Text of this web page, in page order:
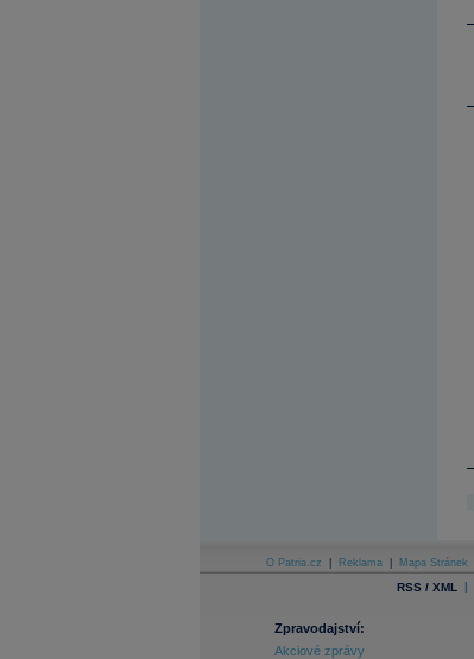
O Patria.cz Reklama Mapa Stránek
RSS / XML |
Zpravodajství:
Akciové zprávy